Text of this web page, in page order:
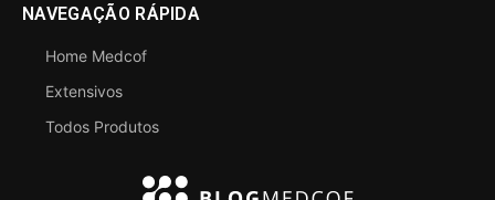
NAVEGAÇÃO RÁPIDA
Home Medcof
Extensivos
Todos Produtos